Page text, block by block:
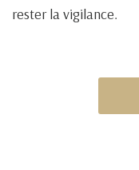
rester la vigilance.